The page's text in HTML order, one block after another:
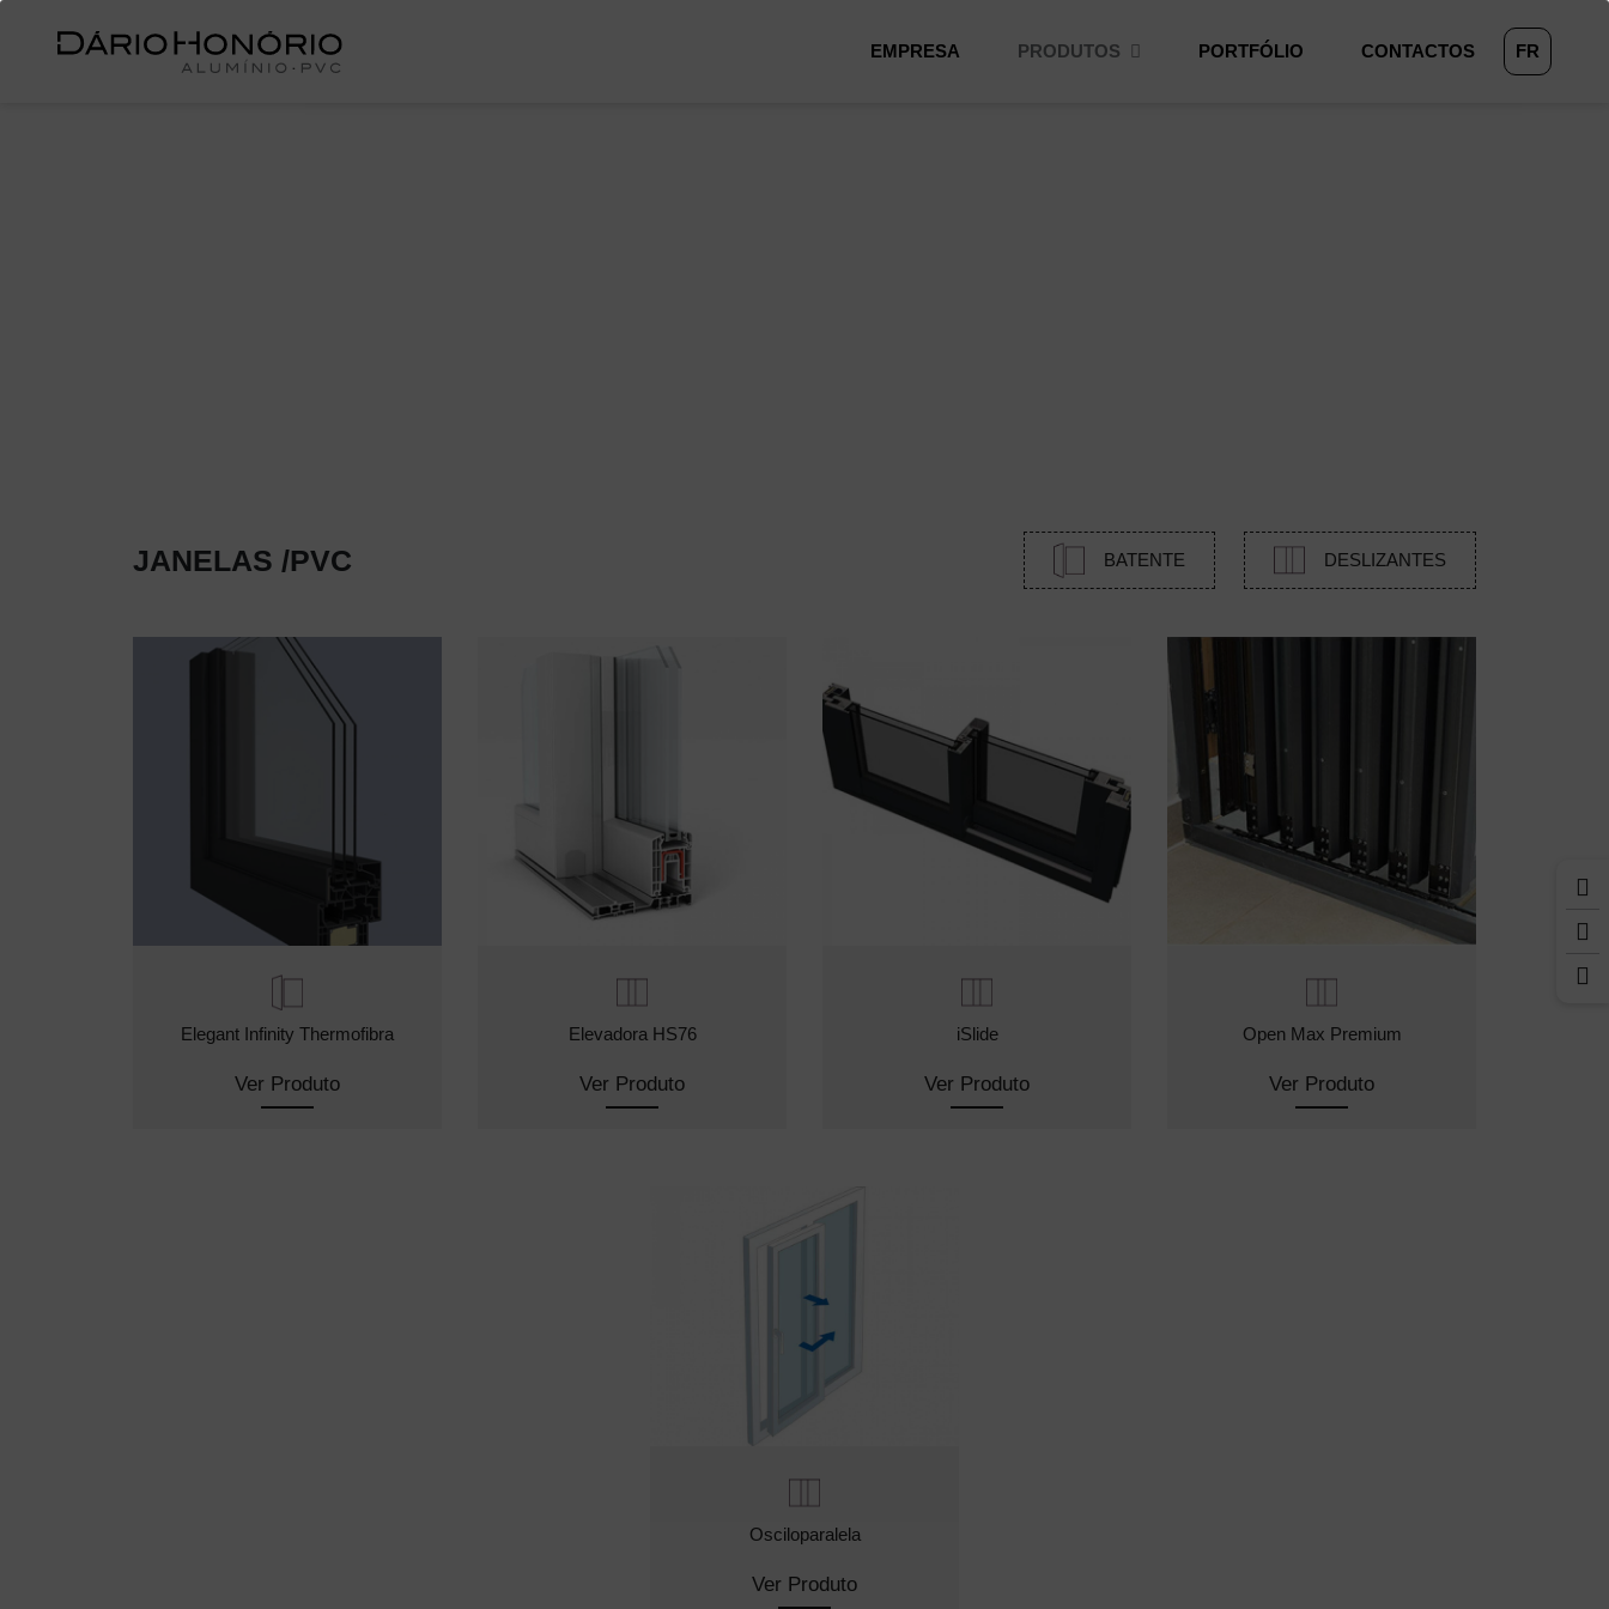
EMPRESA PRODUTOS PORTFÓLIO CONTACTOS FR
JANELAS /PVC BATENTE DESLIZANTES
Elegant Infinity Thermofibra
Ver Produto
Elevadora HS76
Ver Produto
iSlide
Ver Produto
Open Max Premium
Ver Produto
Osciloparalela
Ver Produto